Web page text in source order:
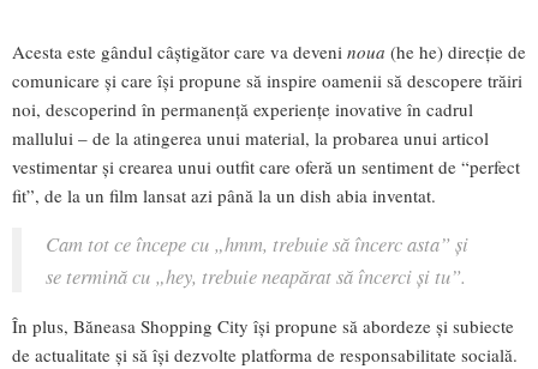
Acesta este gândul câștigător care va deveni noua (he he) direcție de
comunicare și care își propune să inspire oamenii să descopere trăiri
noi, descoperind în permanență experiențe inovative în cadrul
mallului – de la atingerea unui material, la probarea unui articol
vestimentar și crearea unui outfit care oferă un sentiment de “perfect
fit”, de la un film lansat azi până la un dish abia inventat.
Cam tot ce începe cu „hmm, trebuie să încerc asta” și
se termină cu „hey, trebuie neapărat să încerci și tu”.
În plus, Băneasa Shopping City își propune să abordeze și subiecte
de actualitate și să își dezvolte platforma de responsabilitate socială.